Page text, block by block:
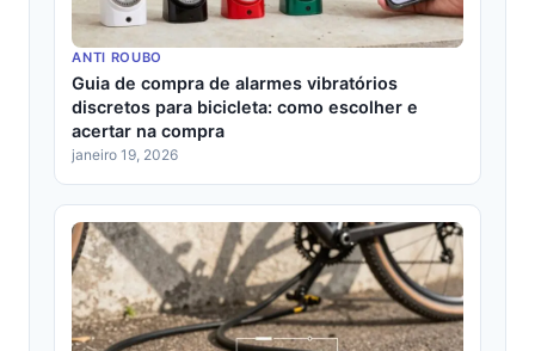
ANTI ROUBO
Guia de compra de alarmes vibratórios
discretos para bicicleta: como escolher e
acertar na compra
janeiro 19, 2026